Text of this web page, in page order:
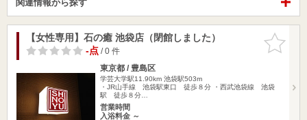
関連情報から探す
お気に入
りに追加
【女性専用】石の癒 池袋店（閉館しました）
-点/ 0 件
東京都 / 豊島区
学芸大学駅11.90km 池袋駅503m
・JR山手線 池袋駅東口 徒歩８分 ・西武池袋線 池袋
駅 徒歩８分…
営業時間
入浴料金 ～